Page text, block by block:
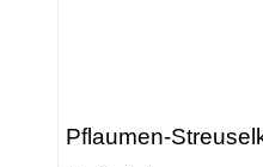
Pflaumen-